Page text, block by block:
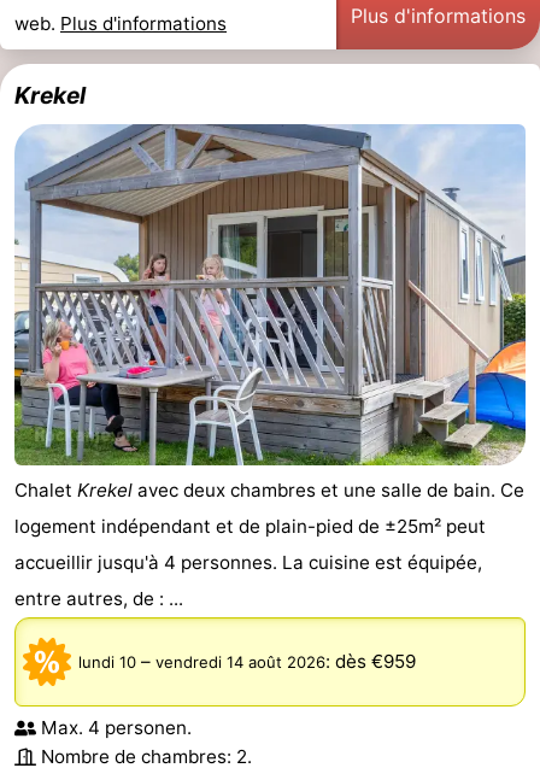
web. Plus d'informations Plus d'informations
Krekel
Chalet Krekel avec deux chambres et une salle de bain. Ce
logement indépendant et de plain-pied de ±25m² peut
accueillir jusqu'à 4 personnes. La cuisine est équipée,
entre autres, de : ...
lundi 10 – vendredi 14 août 2026: dès €959
Max. 4 personen.
Nombre de chambres: 2.